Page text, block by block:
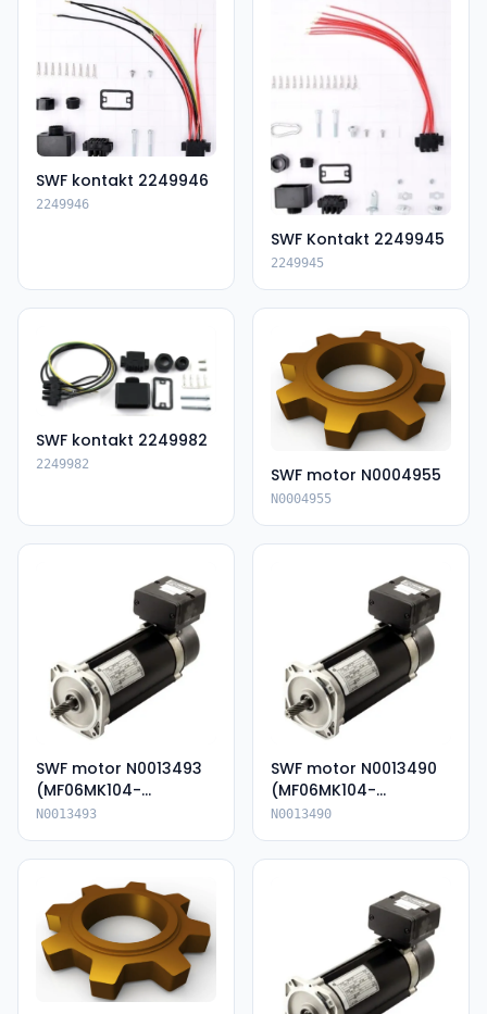
SWF kontakt 2249946
2249946
SWF Kontakt 2249945
2249945
SWF kontakt 2249982
2249982
SWF motor N0004955
N0004955
SWF motor N0013493
(MF06MK104-
136P85054-KIP66)
N0013493
SWF motor N0013490
(MF06MK104-
136P85054E-IP66)
N0013490